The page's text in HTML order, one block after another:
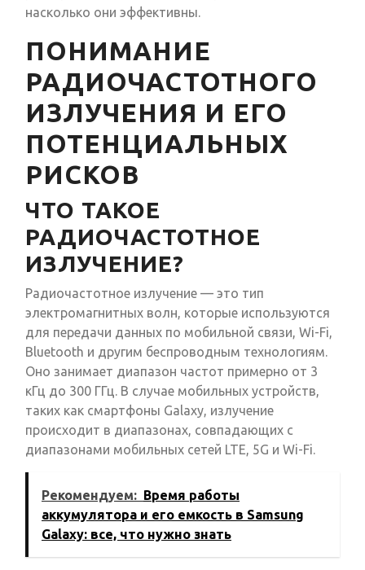
насколько они эффективны.
ПОНИМАНИЕ
РАДИОЧАСТОТНОГО
ИЗЛУЧЕНИЯ И ЕГО
ПОТЕНЦИАЛЬНЫХ
РИСКОВ
ЧТО ТАКОЕ
РАДИОЧАСТОТНОЕ
ИЗЛУЧЕНИЕ?
Радиочастотное излучение — это тип
электромагнитных волн, которые используются
для передачи данных по мобильной связи, Wi-Fi,
Bluetooth и другим беспроводным технологиям.
Оно занимает диапазон частот примерно от 3
кГц до 300 ГГц. В случае мобильных устройств,
таких как смартфоны Galaxy, излучение
происходит в диапазонах, совпадающих с
диапазонами мобильных сетей LTE, 5G и Wi-Fi.
Рекомендуем: Время работы
аккумулятора и его емкость в Samsung
Galaxy: все, что нужно знать